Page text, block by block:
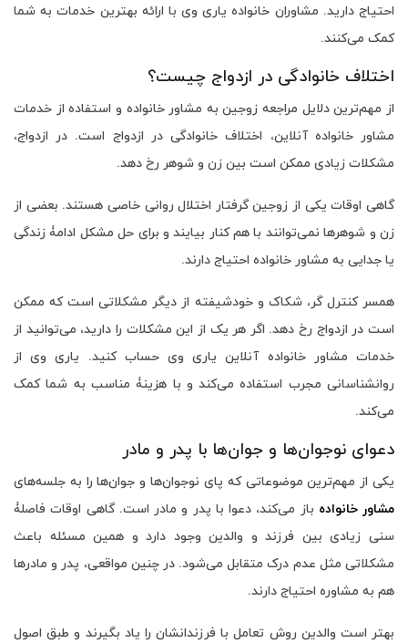
احتیاج دارید. مشاوران خانواده یاری وی با ارائه بهترین خدمات به شما
کمک می‌کنند.
اختلاف خانوادگی در ازدواج چیست؟
از مهم‌ترین دلایل مراجعه زوجین به مشاور خانواده و استفاده از خدمات
مشاور خانواده آنلاین، اختلاف خانوادگی در ازدواج است. در ازدواج،
مشکلات زیادی ممکن است بین زن و شوهر رخ دهد.
گاهی اوقات یکی از زوجین گرفتار اختلال روانی خاصی هستند. بعضی‌ از
زن و شوهرها نمی‌توانند با هم کنار بیایند و برای حل مشکل ادامۀ زندگی
یا جدایی به مشاور خانواده احتیاج دارند.
همسر کنترل‌ گر، شکاک و خودشیفته از دیگر مشکلاتی است که ممکن
است در ازدواج رخ دهد. اگر هر یک از این مشکلات را دارید، می‌توانید از
خدمات مشاور خانواده آنلاین یاری وی حساب کنید. یاری وی از
روانشناسانی مجرب استفاده می‌‌کند و با هزینۀ مناسب به شما کمک
می‌کند.
دعوای نوجوان‌ها و جوان‌ها با پدر و مادر
یکی از مهم‌ترین موضوعاتی که پای نوجوان‌ها و جوان‌ها را به جلسه‌های
مشاور خانواده باز می‌کند، دعوا با پدر و مادر است. گاهی اوقات فاصلۀ
سنی زیادی بین فرزند و والدین وجود دارد و همین مسئله باعث
مشکلاتی مثل عدم درک متقابل می‌شود. در چنین مواقعی، پدر و مادرها
هم به مشاوره احتیاج دارند.
بهتر است والدین روش تعامل با فرزندانشان را یاد بگیرند و طبق اصول